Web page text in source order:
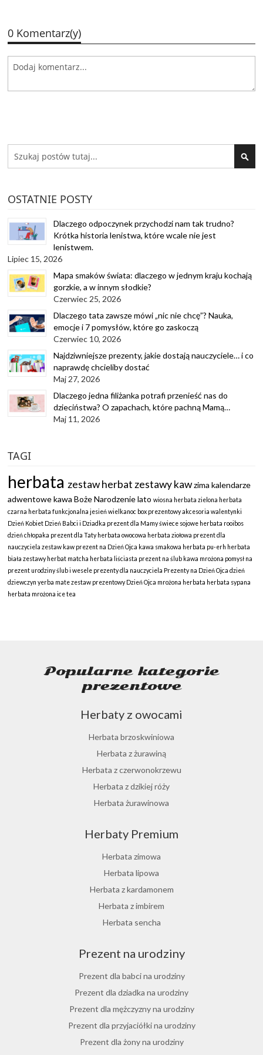
0 Komentarz(y)
OSTATNIE POSTY
Dlaczego odpoczynek przychodzi nam tak trudno?
Krótka historia lenistwa, które wcale nie jest
lenistwem.
Lipiec 15, 2026
Mapa smaków świata: dlaczego w jednym kraju kochają
gorzkie, a w innym słodkie?
Czerwiec 25, 2026
Dlaczego tata zawsze mówi „nic nie chcę”? Nauka,
emocje i 7 pomysłów, które go zaskoczą
Czerwiec 10, 2026
Najdziwniejsze prezenty, jakie dostają nauczyciele… i co
naprawdę chcieliby dostać
Maj 27, 2026
Dlaczego jedna filiżanka potrafi przenieść nas do
dzieciństwa? O zapachach, które pachną Mamą…
Maj 11, 2026
TAGI
herbata zestaw herbatzestawy kawzimakalendarze
adwentowekawaBoże Narodzenielatowiosna herbata zielona herbata
czarna herbata funkcjonalna jesieńwielkanoc box prezentowyakcesoriawalentynki
Dzień Kobiet Dzień Babci i Dziadka prezent dla Mamyświece sojowe herbata rooibos
dzień chłopaka prezent dla Taty herbata owocowa herbata ziołowa prezent dla
nauczycielazestaw kaw prezent na Dzień Ojca kawa smakowa herbata pu-erh herbata
białazestawy herbat matcha herbata liściasta prezent na ślub kawa mrożona pomysł na
prezent urodzinyślub i wesele prezenty dla nauczyciela Prezenty na Dzień Ojcadzień
dziewczynyerba matezestaw prezentowy Dzień Ojca mrożona herbata herbata sypana
herbata mrożona ice tea
Popularne kategorie
prezentowe
Herbaty z owocami
Herbata brzoskwiniowa
Herbata z żurawiną
Herbata z czerwonokrzewu
Herbata z dzikiej róży
Herbata żurawinowa
Ostrokrzew paragwajski
Hibiskus herbata
Herbata różana
Herbata z lukrecji
Herbata z rokitnika
Herbata jesienna
Herbaty Premium
Herbata zimowa
Herbata lipowa
Herbata z kardamonem
Herbata z imbirem
Herbata sencha
Herbata jaśminowa
Herbata jasminowa
Herbata rumiankowa
Koper włoski herbata
Herbata z goździkami
Herbata z cynamonem
Prezent na urodziny
Prezent dla babci na urodziny
Prezent dla dziadka na urodziny
Prezent dla mężczyzny na urodziny
Prezent dla przyjaciółki na urodziny
Prezent dla żony na urodziny